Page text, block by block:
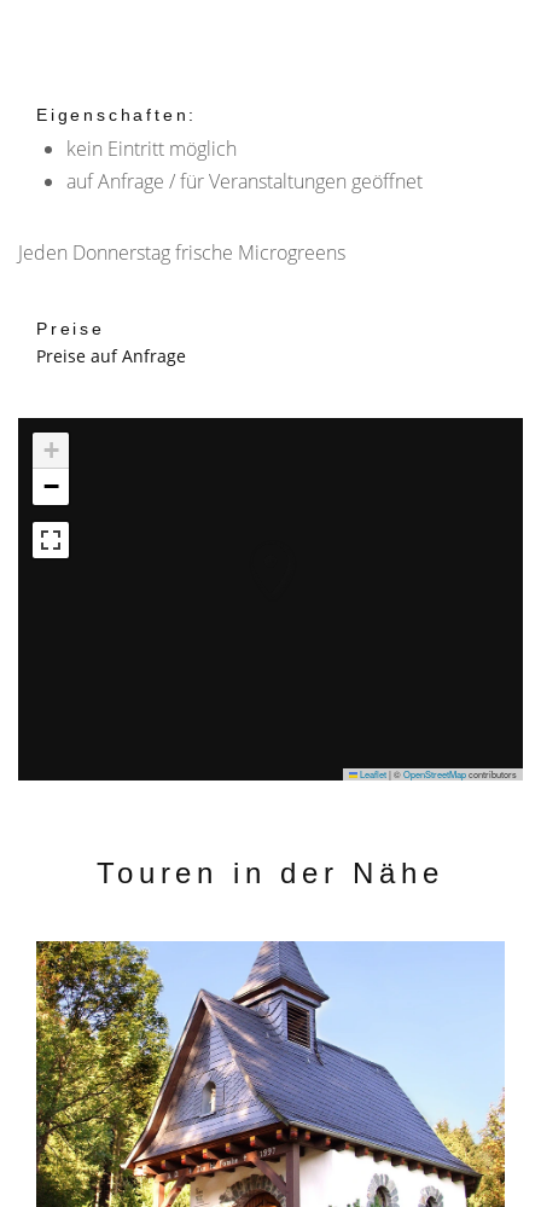
Eigenschaften:
kein Eintritt möglich
auf Anfrage / für Veranstaltungen geöffnet
Jeden Donnerstag frische Microgreens
Preise
Preise auf Anfrage
+
−
Leaflet|©OpenStreetMapcontributors
Touren in der Nähe